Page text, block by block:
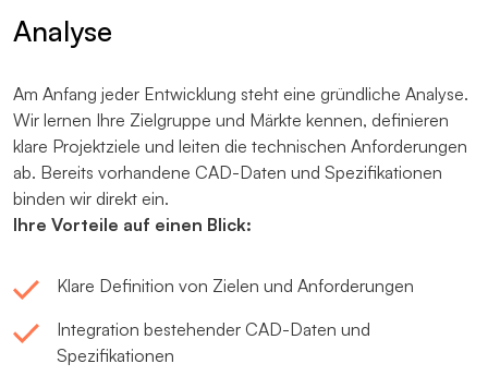
Analyse
Am Anfang jeder Entwicklung steht eine gründliche Analyse.
Wir lernen Ihre Zielgruppe und Märkte kennen, definieren
klare Projektziele und leiten die technischen Anforderungen
ab. Bereits vorhandene CAD-Daten und Spezifikationen
binden wir direkt ein.
Ihre Vorteile auf einen Blick:
Klare Definition von Zielen und Anforderungen
Integration bestehender CAD-Daten und
Spezifikationen